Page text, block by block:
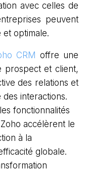
avec celles de
peuvent
et optimale.
CRM offre une
prospect et client,
des relations et
interactions.
les fonctionnalités
accélèrent le
à la
globale.